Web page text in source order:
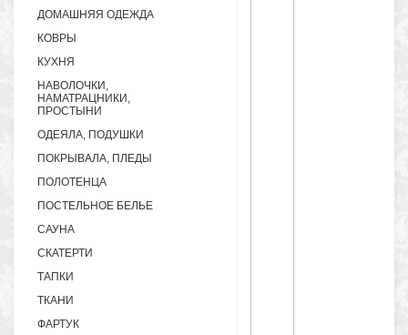
ДОМАШНЯЯ ОДЕЖДА
КОВРЫ
КУХНЯ
НАВОЛОЧКИ,
НАМАТРАЦНИКИ,
ПРОСТЫНИ
ОДЕЯЛА, ПОДУШКИ
ПОКРЫВАЛА, ПЛЕДЫ
ПОЛОТЕНЦА
ПОСТЕЛЬНОЕ БЕЛЬЕ
САУНА
СКАТЕРТИ
ТАПКИ
ТКАНИ
ФАРТУК